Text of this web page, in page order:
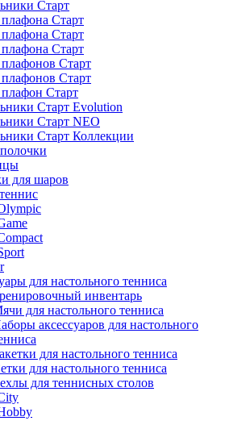
Старт
плафона Старт
Старт
Старт
плафонов Старт
Старт
плафон Старт
Старт Evolution
Старт NEO
Старт Коллекции
для шаров
для настольного тенниса
инвентарь
для настольного тенниса
аксессуаров для настольного
для настольного тенниса
для настольного тенниса
для теннисных столов